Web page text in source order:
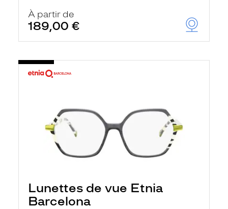
À partir de
189,00 €
Lunettes de vue Etnia
Barcelona